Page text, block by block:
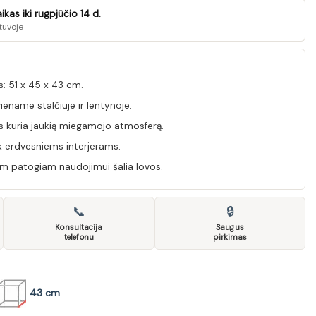
iki rugpjūčio 14 d.
51 x 45 x 43 cm.
stalčiuje ir lentynoje.
kuria jaukią miegamojo atmosferą.
erdvesniems interjerams.
patogiam naudojimui šalia lovos.
📞
Konsultacija
telefonu
🔒
Saugus
pirkimas
43 cm